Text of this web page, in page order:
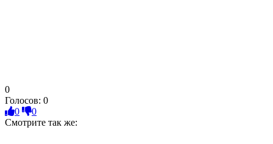
0
Голосов: 0
0
0
Смотрите так же: